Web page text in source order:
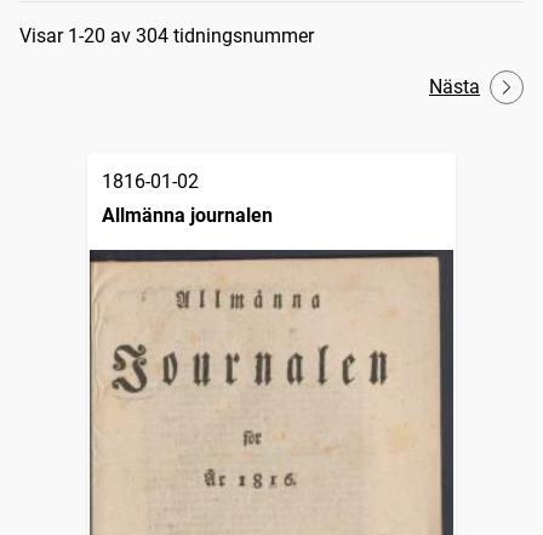
Sökresultat
Visar 1-20 av 304 tidningsnummer
Nästa
1816-01-02
Allmänna journalen